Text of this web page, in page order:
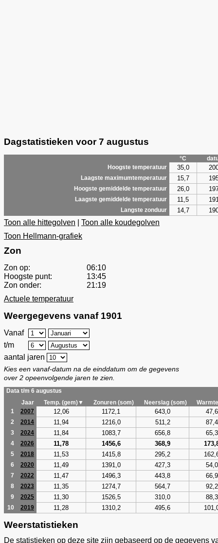
Dagstatistieken voor 7 augustus
°C
Hoogste temperatuur
35,0
Laagste maximumtemperatuur 15,7
Hoogste gemiddelde temperatuur 26,0
Laagste gemiddelde temperatuur 11,5
Langste zonduur 14,7
Toon alle hittegolven
Toon alle koudegolven
Toon Hellmann-grafiek
Zon
Zon op:
06:10
Hoogste punt:
13:45
Zon onder:
21:19
Actuele temperatuur
Weergegevens vanaf 1901
Vanaf
t/m
aantal jaren
Kies een vanaf-datum na de einddatum om de gegevens
over 2 opeenvolgende jaren te zien.
Data t/m 6 augustus
Jaar
Temp. (gem)▼ Zonuren (som) Neerslag (som)
1
2007 12,06 1172,1 643,0 47,6
2 2014 11,94 1216,0 511,2 87,4
3 2024 11,84 1083,7 656,8 65,3
4 2026 11,78 1456,6 368,9
5 2018 11,53 1415,8 295,2
6 2020 11,49 1391,0 427,3 54,0
7 2022 11,47 1496,3 443,8 66,9
8 2023 11,35 1274,7 564,7 92,2
9 2025 11,30 1526,5 310,0 88,3
10 2019 11,28 1310,2 495,6
Weerstatistieken
De statistieken op deze site zijn gebaseerd op de gegevens